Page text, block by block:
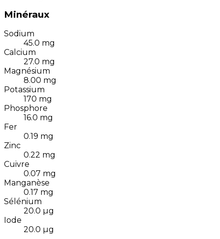
Minéraux
Sodium
45.0 mg
Calcium
27.0 mg
Magnésium
8.00 mg
Potassium
170 mg
Phosphore
16.0 mg
Fer
0.19 mg
Zinc
0.22 mg
Cuivre
0.07 mg
Manganèse
0.17 mg
Sélénium
20.0 µg
Iode
20.0 µg